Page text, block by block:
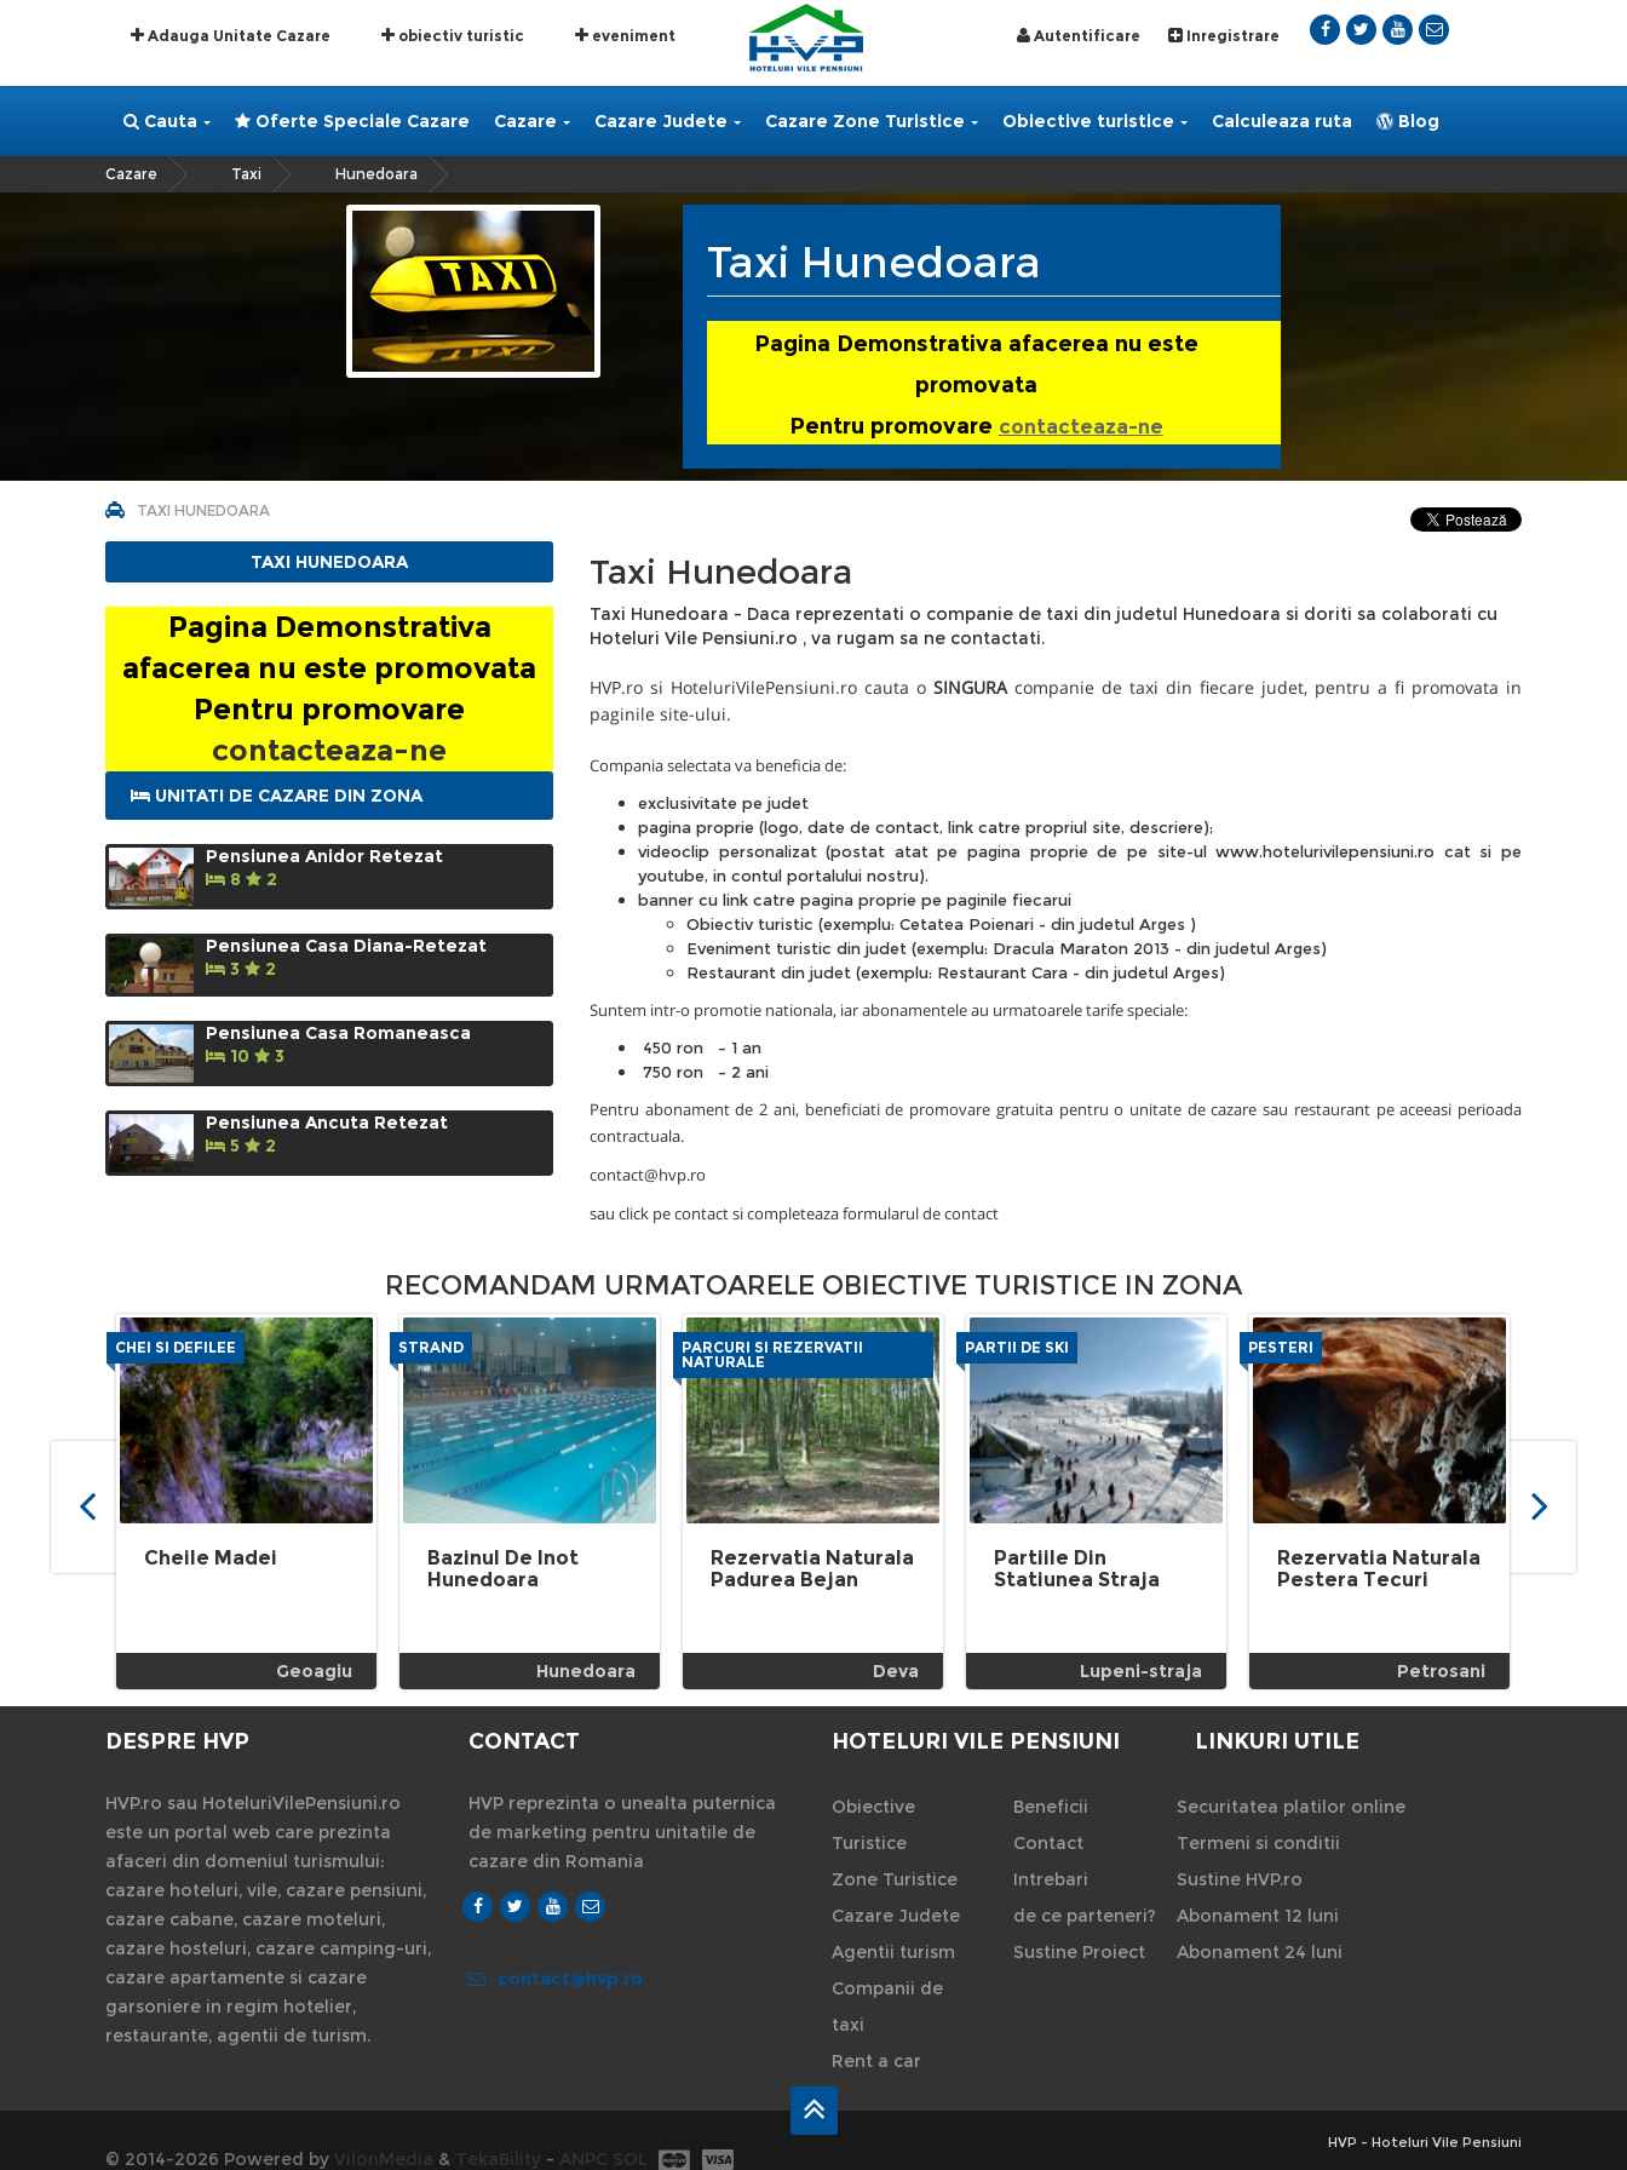
Adauga Unitate Cazare obiectiv turistic eveniment Autentificare Inregistrare
Cauta Oferte Speciale Cazare Cazare Cazare Judete Cazare Zone Turistice Obiective turistice Calculeaza ruta Blog
Cazare Taxi Hunedoara
Taxi Hunedoara
Pagina Demonstrativa afacerea nu este
promovata
Pentru promovare contacteaza-ne
TAXI HUNEDOARA
TAXI HUNEDOARA
Pagina Demonstrativa
afacerea nu este promovata
Pentru promovare
contacteaza-ne
UNITATI DE CAZARE DIN ZONA
Pensiunea Anidor Retezat
8
2
Pensiunea Casa Diana-Retezat
3
2
Pensiunea Casa Romaneasca
10
3
Pensiunea Ancuta Retezat
5
2
Taxi Hunedoara
Taxi Hunedoara - Daca reprezentati o companie de taxi din judetul Hunedoara si doriti sa colaborati cu
Hoteluri Vile Pensiuni.ro , va rugam sa ne contactati.
HVP.ro si HoteluriVilePensiuni.ro cauta o SINGURAcompanie de taxi din fiecare judet, pentru a fi promovata in
paginile site-ului.
Compania selectata va beneficia de:
exclusivitate pe judet
pagina proprie (logo, date de contact, link catre propriul site, descriere);
videoclip personalizat (postat atat pe pagina proprie de pe site-ul www.hotelurivilepensiuni.ro cat si pe
youtube, in contul portalului nostru).
banner cu link catre pagina proprie pe paginile fiecarui
Obiectiv turistic (exemplu: Cetatea Poienari - din judetul Arges )
Eveniment turistic din judet (exemplu: Dracula Maraton 2013 - din judetul Arges)
Restaurant din judet (exemplu: Restaurant Cara - din judetul Arges)
Suntem intr-o promotie nationala, iar abonamentele au urmatoarele tarife speciale:
450 ron – 1 an
750 ron – 2 ani
Pentru abonament de 2 ani, beneficiati de promovare gratuita pentru o unitate de cazare sau restaurant pe aceeasi perioada
contractuala.
contact@hvp.ro
sau click pecontactsi completeaza formularul de contact
RECOMANDAM URMATOARELE OBIECTIVE TURISTICE IN ZONA
CHEI SI DEFILEE
Cheile Madei
Geoagiu
STRAND
Bazinul De Inot
Hunedoara
Hunedoara
PARCURI SI REZERVATII
NATURALE
Rezervatia Naturala
Padurea Bejan
Deva
PARTII DE SKI
Partiile Din
Statiunea Straja
Lupeni-straja
PESTERI
Rezervatia Naturala
Pestera Tecuri
Petrosani
De La
DESPRE HVP
HVP.ro sau HoteluriVilePensiuni.ro
este un portal web care prezinta
afaceri din domeniul turismului:
cazare hoteluri, vile, cazare pensiuni,
cazare cabane, cazare moteluri,
cazare hosteluri, cazare camping-uri,
cazare apartamente si cazare
garsoniere in regim hotelier,
restaurante, agentii de turism.
CONTACT
HVP reprezinta o unealta puternica
de marketing pentru unitatile de
cazare din Romania
contact@hvp.ro
HOTELURI VILE PENSIUNI
Obiective
Turistice
Zone Turistice
Cazare Judete
Agentii turism
Companii de
taxi
Rent a car
Beneficii
Contact
Intrebari
de ce parteneri?
Sustine Proiect
LINKURI UTILE
Securitatea platilor online
Termeni si conditii
Sustine HVP.ro
Abonament 12 luni
Abonament 24 luni
HVP - Hoteluri Vile Pensiuni
© 2014-2026 Powered by VilonMedia & TekaBility - ANPC SOL